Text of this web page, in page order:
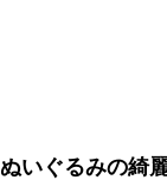
ぬいぐるみの綺